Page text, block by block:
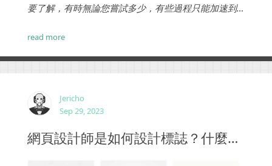
要了解，有時無論您嘗試多少，有些過程只能加速到
來很快。高性能網站加載速度快，如果加載需要一些
read more
Jericho
Sep 29, 2023
網頁設計師是如何設計標誌？什麼是好的標誌？